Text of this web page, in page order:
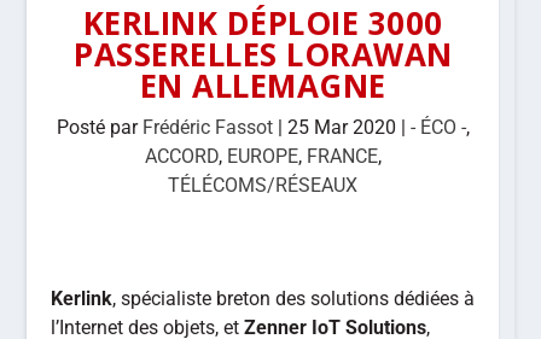
KERLINK DÉPLOIE 3000
PASSERELLES LORAWAN
EN ALLEMAGNE
Posté par Frédéric Fassot| 25 Mar 2020 | - ÉCO -,
ACCORD, EUROPE, FRANCE,
TÉLÉCOMS/RÉSEAUX
Kerlink, spécialiste breton des solutions dédiées à
l’Internet des objets, etZenner IoT Solutions,